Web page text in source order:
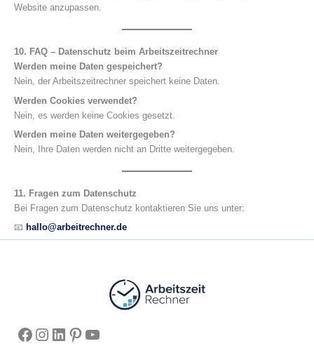
Website anzupassen.
10. FAQ – Datenschutz beim Arbeitszeitrechner
Werden meine Daten gespeichert?
Nein, der Arbeitszeitrechner speichert keine Daten.
Werden Cookies verwendet?
Nein, es werden keine Cookies gesetzt.
Werden meine Daten weitergegeben?
Nein, Ihre Daten werden nicht an Dritte weitergegeben.
11. Fragen zum Datenschutz
Bei Fragen zum Datenschutz kontaktieren Sie uns unter:
📧 hallo@arbeitrechner.de